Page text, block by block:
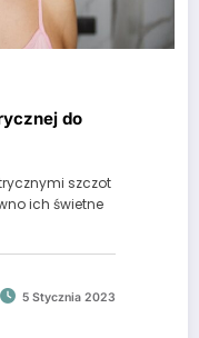
do
szczot
ich świetne
5 Stycznia 2023